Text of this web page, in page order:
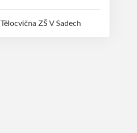
Tělocvična ZŠ V Sadech